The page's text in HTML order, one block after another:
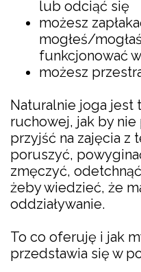
lub odciąć się
możesz
mogłeś/
funkcjonować
możesz
Naturalnie joga jest
ruchowej, jak by
przyjść na zajęcia z
poruszyć,
zmęczyć,
żeby wiedzieć, że
oddziaływanie.
To co oferuję i jak
przedstawia się w